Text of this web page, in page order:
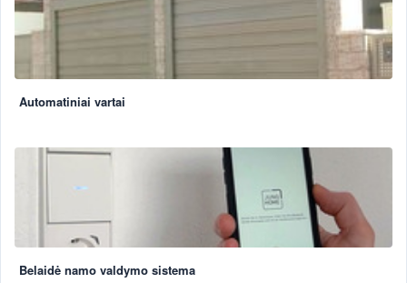
Automatiniai vartai
Belaidė namo valdymo sistema